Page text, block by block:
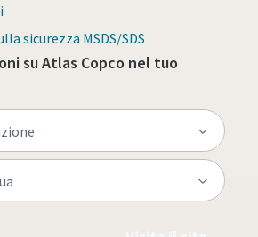
sicurezza MSDS/SDS
su Atlas Copco nel tuo